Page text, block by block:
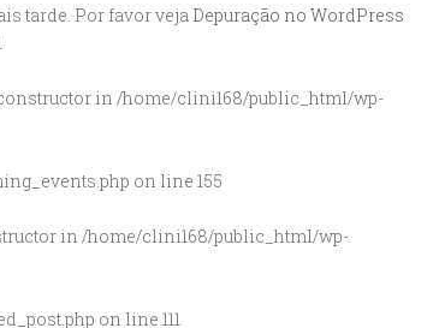
tarde. Por favor veja Depuração no WordPress
in /home/clini168/public_html/wp-
on line 155
in /home/clini168/public_html/wp-
on line 111